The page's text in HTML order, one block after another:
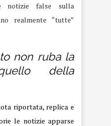
notizie false sulla
realmente “tutte”
non ruba la
della
riportata, replica e
le notizie apparse